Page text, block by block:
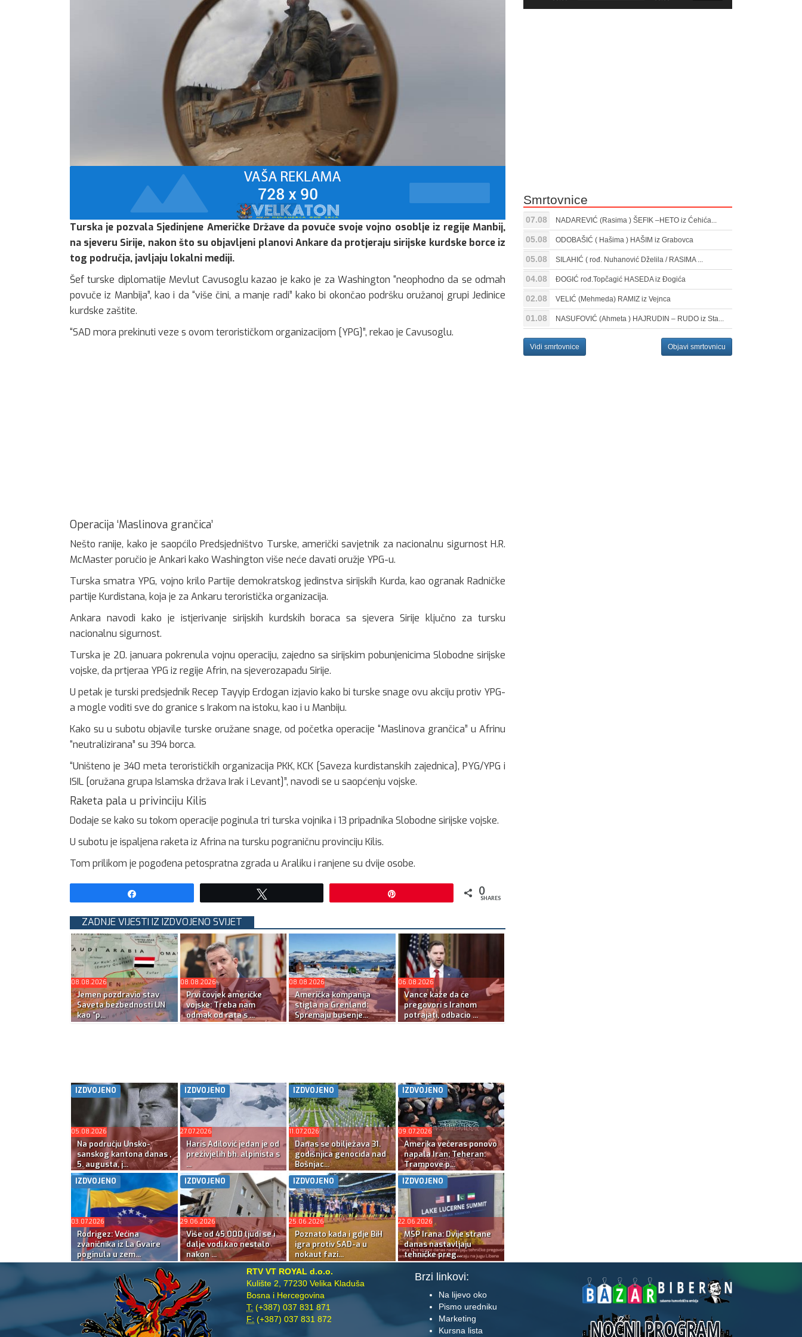
Turska je pozvala Sjedinjene Američke Države da povuče svoje vojno osoblje iz regije Manbij,
na sjeveru Sirije, nakon što su objavljeni planovi Ankare da protjeraju sirijske kurdske borce iz
tog područja, javljaju lokalni mediji.
Šef turske diplomatije Mevlut Cavusoglu kazao je kako je za Washington “neophodno da se odmah
povuče iz Manbija”, kao i da “više čini, a manje radi” kako bi okončao podršku oružanoj grupi Jedinice
kurdske zaštite.
“SAD mora prekinuti veze s ovom terorističkom organizacijom [YPG]”, rekao je Cavusoglu.
Operacija ‘Maslinova grančica’
Nešto ranije, kako je saopćilo Predsjedništvo Turske, američki savjetnik za nacionalnu sigurnost H.R.
McMaster poručio je Ankari kako Washington više neće davati oružje YPG-u.
Turska smatra YPG, vojno krilo Partije demokratskog jedinstva sirijskih Kurda, kao ogranak Radničke
partije Kurdistana, koja je za Ankaru teroristička organizacija.
Ankara navodi kako je istjerivanje sirijskih kurdskih boraca sa sjevera Sirije ključno za tursku
nacionalnu sigurnost.
Turska je 20. januara pokrenula vojnu operaciju, zajedno sa sirijskim pobunjenicima Slobodne sirijske
vojske, da prtjeraa YPG iz regije Afrin, na sjeverozapadu Sirije.
U petak je turski predsjednik Recep Tayyip Erdogan izjavio kako bi turske snage ovu akciju protiv YPG-
a mogle voditi sve do granice s Irakom na istoku, kao i u Manbiju.
Kako su u subotu objavile turske oružane snage, od početka operacije “Maslinova grančica” u Afrinu
“neutralizirana” su 394 borca.
“Uništeno je 340 meta terorističkih organizacija PKK, KCK [Saveza kurdistanskih zajednica], PYG/YPG i
ISIL [oružana grupa Islamska država Irak i Levant]”, navodi se u saopćenju vojske.
Raketa pala u privinciju Kilis
Dodaje se kako su tokom operacije poginula tri turska vojnika i 13 pripadnika Slobodne sirijske vojske.
U subotu je ispaljena raketa iz Afrina na tursku pograničnu provinciju Kilis.
Tom prilikom je pogođena petospratna zgrada u Araliku i ranjene su dvije osobe.
0
SHARES
ZADNJE VIJESTI IZ IZDVOJENO SVIJET
08.08.2026
Jemen pozdravio stav
Saveta bezbednosti UN
kao “p...
08.08.2026
Prvi čovjek američke
vojske: Treba nam
odmak od rata s ...
08.08.2026
Američka kompanija
stigla na Grenland:
Spremaju bušenje...
06.08.2026
Vance kaže da će
pregovori s Iranom
potrajati, odbacio ...
IZDVOJENO
05.08.2026
Na području Unsko-
sanskog kantona danas ,
5. augusta, j...
IZDVOJENO
27.07.2026
Haris Adilović jedan je od
preživjelih bh. alpinista s
...
IZDVOJENO
11.07.2026
Danas se obilježava 31.
godišnjica genocida nad
Bošnjac...
IZDVOJENO
09.07.2026
Amerika večeras ponovo
napala Iran; Teheran:
Trampove p...
IZDVOJENO
03.07.2026
Rodrigez: Većina
zvaničnika iz La Gvaire
poginula u zem...
IZDVOJENO
29.06.2026
Više od 45.000 ljudi se i
dalje vodi kao nestalo
nakon ...
IZDVOJENO
25.06.2026
Poznato kada i gdje BiH
igra protiv SAD-a u
nokaut fazi...
IZDVOJENO
22.06.2026
MSP Irana: Dvije strane
danas nastavljaju
tehničke preg...
Gore/Dole
Smrtovnice
07.08 NADAREVIĆ (Rasima ) ŠEFIK –HETO iz Ćehića...
05.08 ODOBAŠIĆ ( Hašima ) HAŠIM iz Grabovca
05.08 SILAHIĆ ( rođ. Nuhanović Dželila / RASIMA ...
04.08 ĐOGIĆ rođ.Topčagić HASEDA iz Đogića
02.08 VELIĆ (Mehmeda) RAMIZ iz Vejnca
01.08 NASUFOVIĆ (Ahmeta ) HAJRUDIN – RUDO iz Sta...
Vidi smrtovnice Objavi smrtovnicu
RTV VT ROYAL d.o.o.
Kulište 2, 77230 Velika Kladuša
Bosna i Hercegovina
T: (+387) 037 831 871
F: (+387) 037 831 872
Brzi linkovi:
Na lijevo oko
Pismo uredniku
Marketing
Kursna lista